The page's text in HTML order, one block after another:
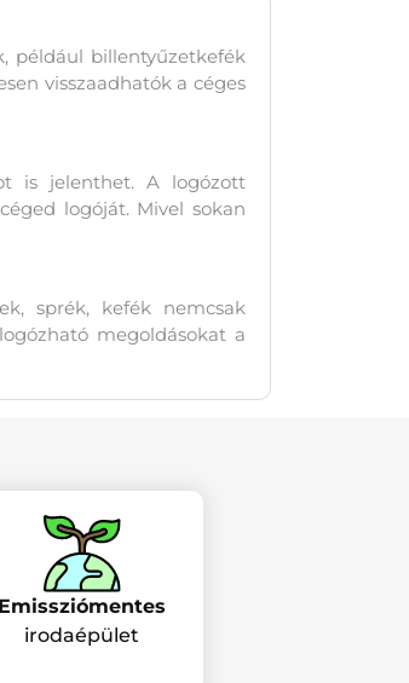
például billentyűzetkefék
visszaadhatók a céges
is jelenthet. A logózott
logóját. Mivel sokan
sprék, kefék nemcsak
megoldásokat a
Emissziómentes
irodaépület